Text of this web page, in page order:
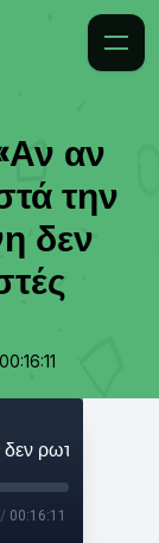
αν
την
δεν
00:16:11
/ 00:16:11